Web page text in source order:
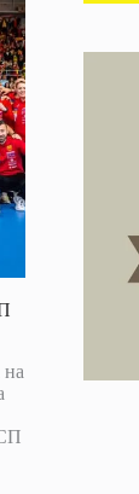
на